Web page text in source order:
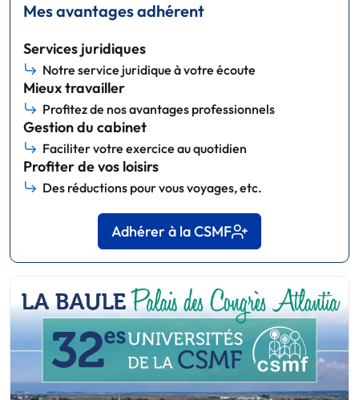
Mes avantages adhérent
Services juridiques
Notre service juridique à votre écoute
Mieux travailler
Profitez de nos avantages professionnels
Gestion du cabinet
Faciliter votre exercice au quotidien
Profiter de vos loisirs
Des réductions pour vous voyages, etc.
Adhérer à la CSMF